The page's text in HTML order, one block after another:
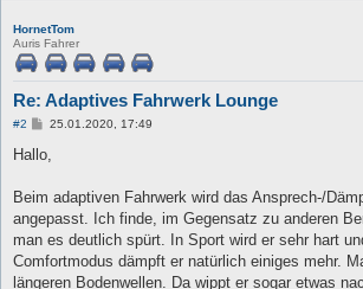
HornetTom
Auris Fahrer
Re: Adaptives Fahrwerk Lounge
#2
B
i
a
25.01.2020, 17:49
Hallo,
Beim adaptiven Fahrwerk wird das Ansprech-/
angepasst. Ich finde, im Gegensatz zu anderen
man es deutlich spürt. In Sport wird er sehr hart
Comfortmodus dämpft er natürlich einiges mehr.
längeren Bodenwellen. Da wippt er sogar etwas